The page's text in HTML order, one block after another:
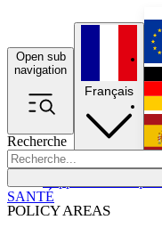
Open sub
navigation
Recherche
POLICY AREAS
Français
SANTÉ